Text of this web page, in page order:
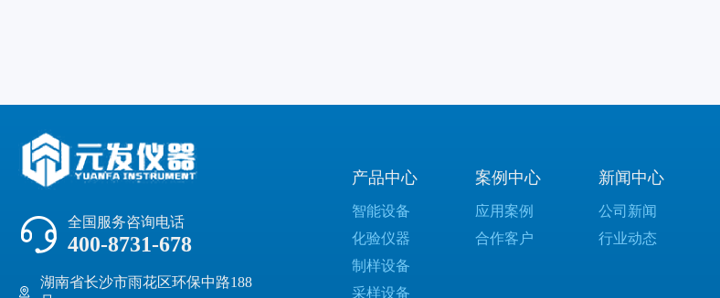
全国服务咨询电话
400-8731-678
湖南省长沙市雨花区环保中路188
产品中心
智能设备
化验仪器
制样设备
采样设备
案例中心
应用案例
合作客户
新闻中心
公司新闻
行业动态